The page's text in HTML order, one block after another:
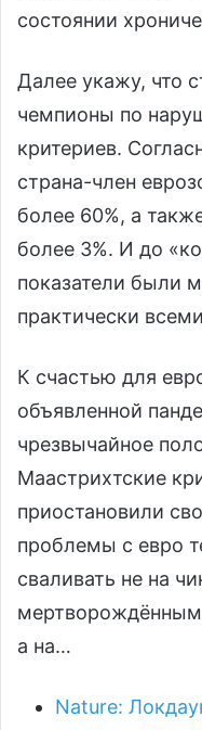
состоянии
Далее укажу, что
чемпионы по
критериев.
страна-член
более 60%, а
более 3%. И до
показатели были
практически
К счастью для
объявленной
чрезвычайное
Маастрихтские
приостановили
проблемы с евро
сваливать не на
а на…
Nature: